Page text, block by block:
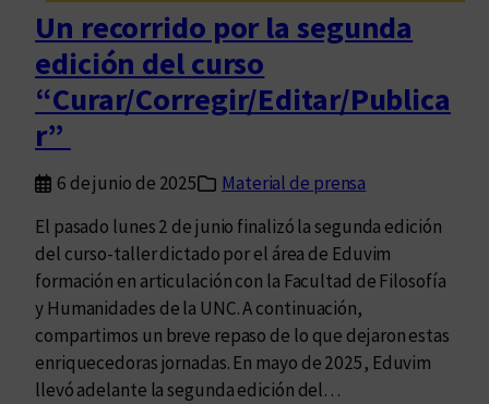
b
i
c
I
I
(
2
l
a
s
J
o
a
d
a
s
“
M
u
j
Un recorrido por la segunda
edición del curso
“Curar/Corregir/Editar/Publica
r”
6 de junio de 2025
Material de prensa
El pasado lunes 2 de junio finalizó la segunda edición
del curso-taller dictado por el área de Eduvim
formación en articulación con la Facultad de Filosofía
y Humanidades de la UNC. A continuación,
compartimos un breve repaso de lo que dejaron estas
enriquecedoras jornadas. En mayo de 2025, Eduvim
llevó adelante la segunda edición del…